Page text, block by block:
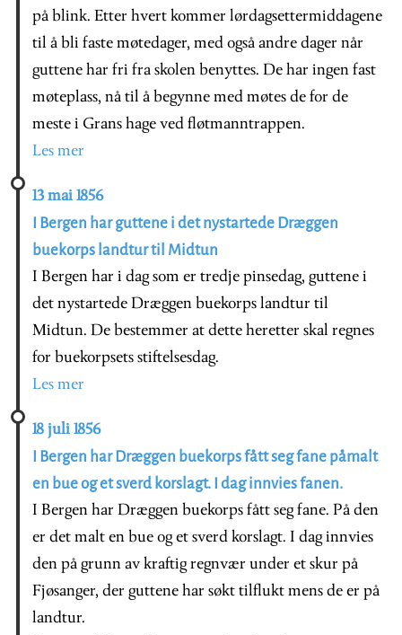
på blink. Etter hvert kommer lørdagsettermiddagene
til å bli faste møtedager, med også andre dager når
guttene har fri fra skolen benyttes. De har ingen fast
møteplass, nå til å begynne med møtes de for de
meste i Grans hage ved fløtmanntrappen.
Les mer
13 mai 1856
I Bergen har guttene i det nystartede Dræggen
buekorps landtur til Midtun
I Bergen har i dag som er tredje pinsedag, guttene i
det nystartede Dræggen buekorps landtur til
Midtun. De bestemmer at dette heretter skal regnes
for buekorpsets stiftelsesdag.
Les mer
18 juli 1856
I Bergen har Dræggen buekorps fått seg fane påmalt
en bue og et sverd korslagt. I dag innvies fanen.
I Bergen har Dræggen buekorps fått seg fane. På den
er det malt en bue og et sverd korslagt. I dag innvies
den på grunn av kraftig regnvær under et skur på
Fjøsanger, der guttene har søkt tilflukt mens de er på
landtur.